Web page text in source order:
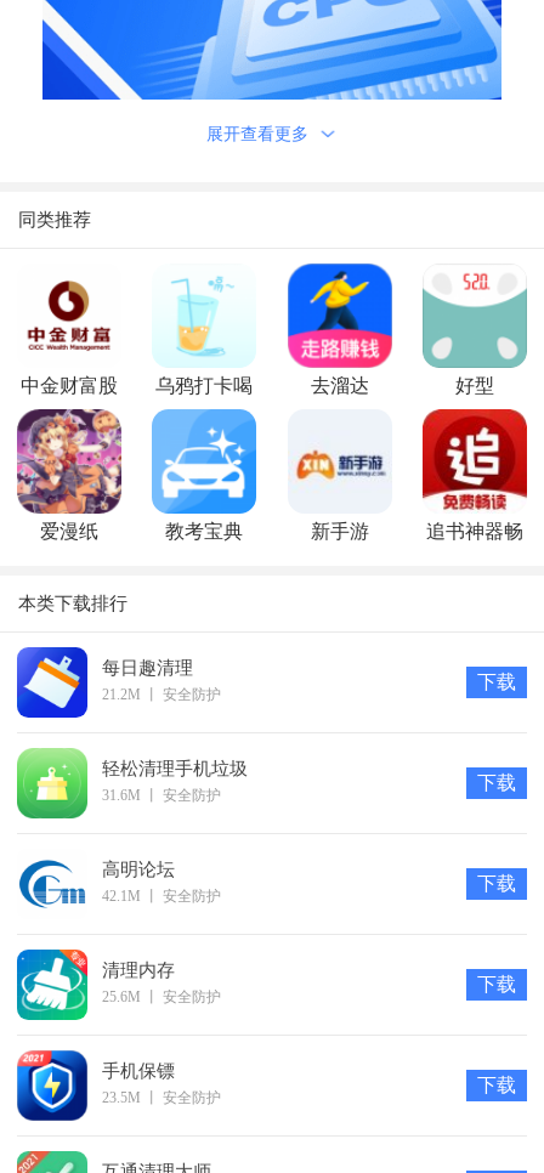
软件亮点
一键强力清理助手：手机垃圾清理更简单
超强极速的手机清理工具!
一键强力清理助手是一款手机加速与空间清理软件，一键清
理快速解决空间不足问题，强力加速使手机运行更流畅。
软件功能
【手机降温】智能管理后台资源，解决手机高温发烫
【手机加速】优化后台无用应用，加速效果肉眼可见
【网络加速】提升当前连接网络，看剧游戏体验更佳
【病毒查杀】全面检测手机安全，病毒木马无所遁形
【账号检测】检测账号被盗风险，保护手机信息安全
【微信专清】深度清理微信垃圾，微信聊天更加流畅
软件特色
【图片视频压缩】图片、视频无损压缩，一键缩小80%，节
省内存空间!
永久保存!
【重复文件、图片清理】智能扫描重复音频、视频、购物
展开查看更多
同类推荐
中金财富股
票开户
乌鸦打卡喝
水
去溜达 好型
爱漫纸 教考宝典 新手游
追书神器畅
本类下载排行
每日趣清理
21.2M 安全防护
下载
轻松清理手机垃圾
31.6M 安全防护
下载
高明论坛
42.1M 安全防护
下载
清理内存
25.6M 安全防护
下载
手机保镖
23.5M 安全防护
下载